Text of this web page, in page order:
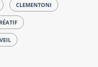
CLEMENTONI